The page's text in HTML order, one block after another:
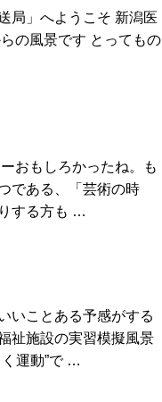
局」へようこそ 新潟医
の風景です とってもの
おもしろかったね。も
である、「芸術の時
する方も …
ことある予感がする
祉施設の実習模擬風景
運動”で …